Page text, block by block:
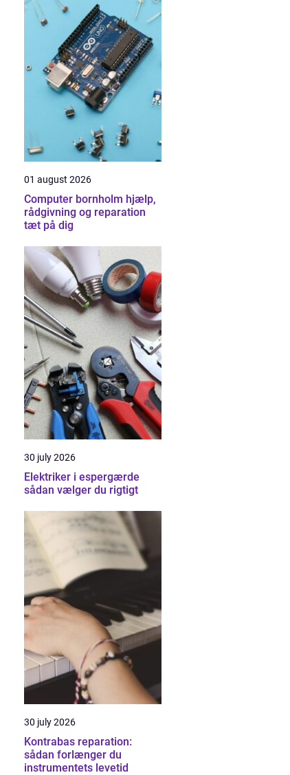
01 august 2026
Computer bornholm hjælp,
rådgivning og reparation
tæt på dig
30 july 2026
Elektriker i espergærde
sådan vælger du rigtigt
30 july 2026
Kontrabas reparation:
sådan forlænger du
instrumentets levetid